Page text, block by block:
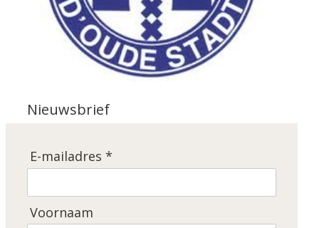
Nieuwsbrief
E-mailadres *
Voornaam